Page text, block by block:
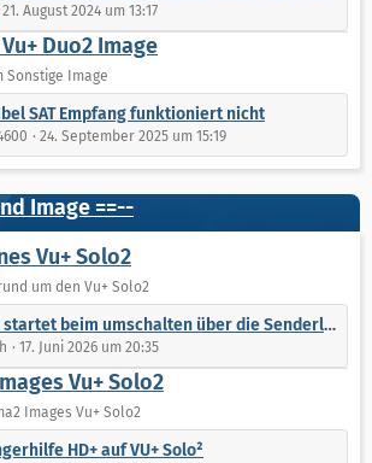
21. August 2024 um 13:17
Duo2 Image
Sonstige Image
SAT Empfang funktioniert nicht
24. September 2025 um 15:19
Image ==--
Vu+ Solo2
um den Vu+ Solo2
beim umschalten über die Senderliste neu
17. Juni 2026 um 20:35
Vu+ Solo2
Images Vu+ Solo2
HD+ auf VU+ Solo²